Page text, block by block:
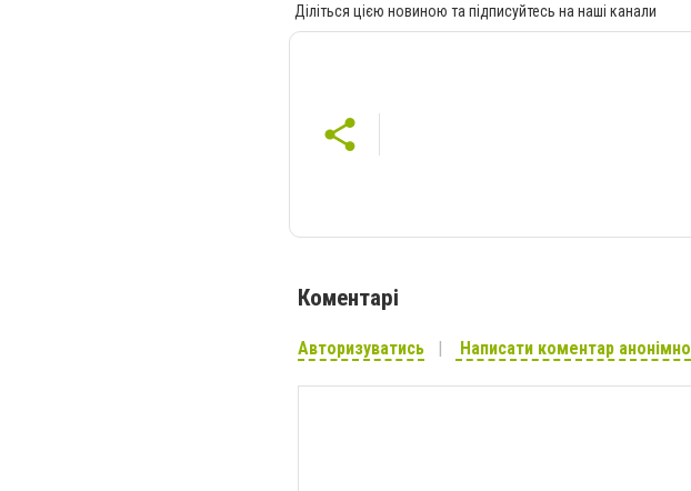
Діліться цією новиною та підписуйтесь на наші канали
Коментарі
Авторизуватись Написати коментар анонімно